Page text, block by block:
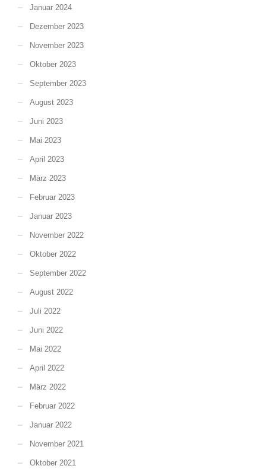
Januar 2024
Dezember 2023
November 2023
Oktober 2023
September 2023
August 2023
Juni 2023
Mai 2023
April 2023
März 2023
Februar 2023
Januar 2023
November 2022
Oktober 2022
September 2022
August 2022
Juli 2022
Juni 2022
Mai 2022
April 2022
März 2022
Februar 2022
Januar 2022
November 2021
Oktober 2021